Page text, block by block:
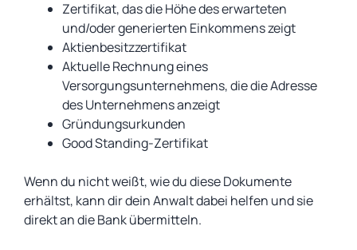
Zertifikat, das die Höhe des erwarteten
und/oder generierten Einkommens zeigt
Aktienbesitzzertifikat
Aktuelle Rechnung eines
Versorgungsunternehmens, die die Adresse
des Unternehmens anzeigt
Gründungsurkunden
Good Standing-Zertifikat
Wenn du nicht weißt, wie du diese Dokumente
erhältst, kann dir dein Anwalt dabei helfen und sie
direkt an die Bank übermitteln.